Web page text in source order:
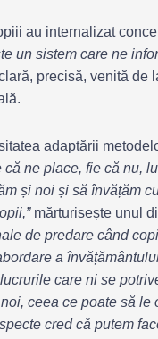
au internalizat
un sistem care ne
precisă, venită de
adaptării
ne place, fie că nu,
și noi și să învățăm
mărturisește unul
de predare când
a
care ni se
ceea ce poate să le
cred că putem